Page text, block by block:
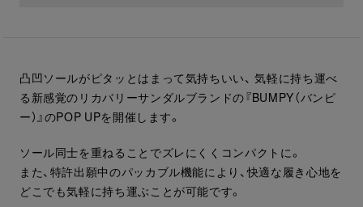
凸凹ソールがピタッとはまって気持ちいい、 気軽に持ち運べ
る新感覚のリカバリーサンダルブランドの『BUMPY（バンピ
ー）』のPOP UPを開催します。
ソール同士を重ねることでズレにくくコンパクトに。
また、特許出願中のパッカブル機能により、快適な履き心地を
どこでも気軽に持ち運ぶことが可能です。